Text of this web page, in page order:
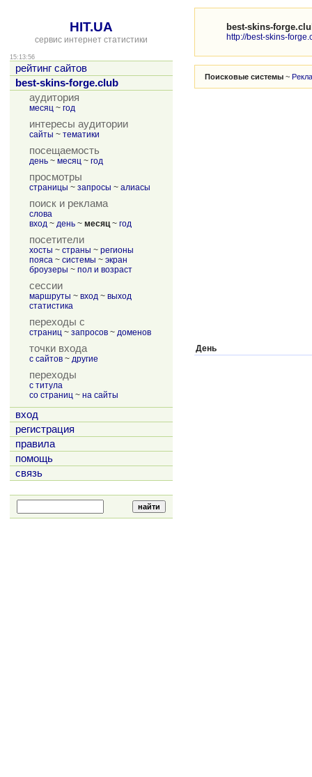
HIT.UA
сервис интернет статистики
15:13:56
рейтинг сайтов
best-skins-forge.club
аудитория
месяц ~ год
интересы аудитории
сайты ~ тематики
посещаемость
день ~ месяц ~ год
просмотры
страницы ~ запросы ~ алиасы
поиск и реклама
слова
вход ~ день ~ месяц~ год
посетители
хосты ~ страны ~ регионы
пояса ~ системы ~ экран
броузеры ~ пол и возраст
сессии
маршруты ~ вход ~ выход
статистика
переходы с
страниц ~ запросов ~ доменов
точки входа
с сайтов ~ другие
переходы
с титула
со страниц ~ на сайты
вход
регистрация
правила
помощь
связь
best-skins-
http://best-skins-
Поисковые системы ~
День